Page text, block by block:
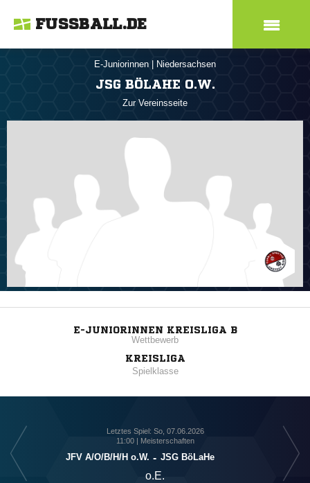
FUSSBALL.DE
E-Juniorinnen Niedersachsen
JSG BÖLAHE O.W.
Zur Vereinsseite
E-JUNIORINNEN KREISLIGA B
Wettbewerb
KREISLIGA
Spielklasse
Letztes Spiel: So, 07.06.2026
11:00 | Meisterschaften
JFV A/​O/​B/​H/​H o.W. - JSG BöLaHe
o.E.